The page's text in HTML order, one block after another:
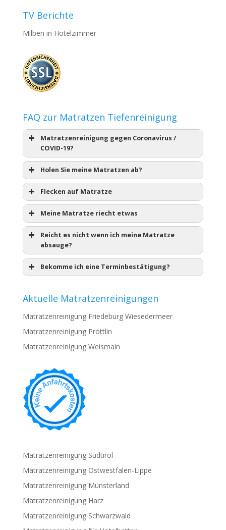
TV Berichte
Milben in Hotelzimmer
FAQ zur Matratzen Tiefenreinigung
Matratzenreinigung gegen Coronavirus /
COVID-19?
Holen Sie meine Matratzen ab?
Flecken auf Matratze
Meine Matratze riecht etwas
Reicht es nicht wenn ich meine Matratze
absauge?
Bekomme ich eine Terminbestätigung?
Aktuelle Matratzenreinigungen
Matratzenreinigung Friedeburg Wiesedermeer
Matratzenreinigung Pröttlin
Matratzenreinigung Weismain
Matratzenreinigung Südtirol
Matratzenreinigung Ostwestfalen-Lippe
Matratzenreinigung Münsterland
Matratzenreinigung Harz
Matratzenreinigung Schwarzwald